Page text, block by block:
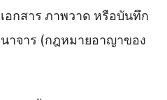
กสาร ภาพวาด หรือบันทึก
จาร (กฎหมายอาญาของ